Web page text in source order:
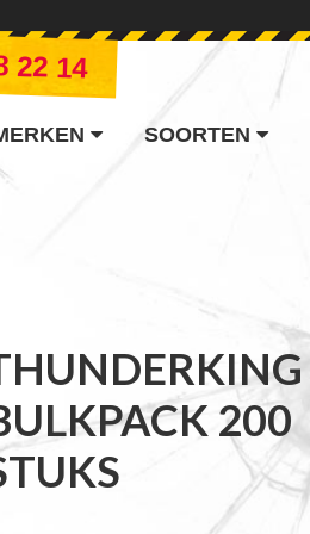
22 14
SOORTEN
200